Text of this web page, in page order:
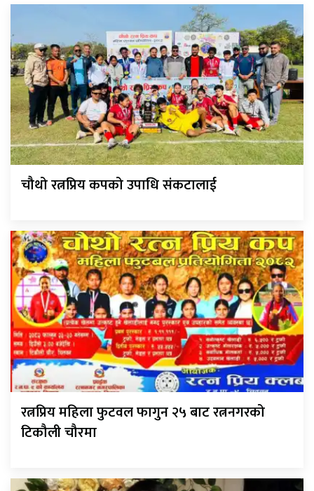
चौथो रत्नप्रिय कपको उपाधि संकटालाई
रत्नप्रिय महिला फुटवल फागुन २५ बाट रत्ननगरको
टिकौली चौरमा